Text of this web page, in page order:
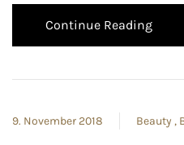
Continue Reading
9. November 2018 Beauty